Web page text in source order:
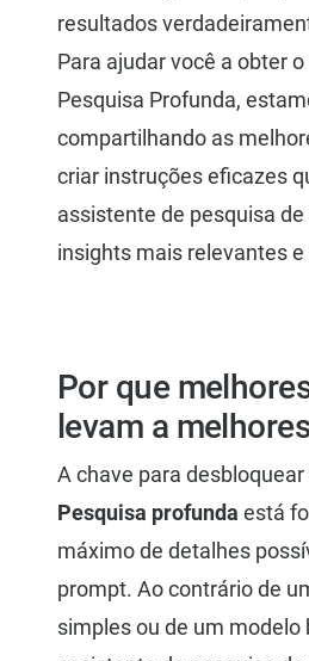
resultados
Para ajudar você a obter
Pesquisa Profunda,
compartilhando as
criar instruções eficazes
assistente de pesquisa
insights mais relevantes
Por que
levam a
A chave para
Pesquisa profunda está
máximo de detalhes
prompt. Ao contrário de
simples ou de um modelo